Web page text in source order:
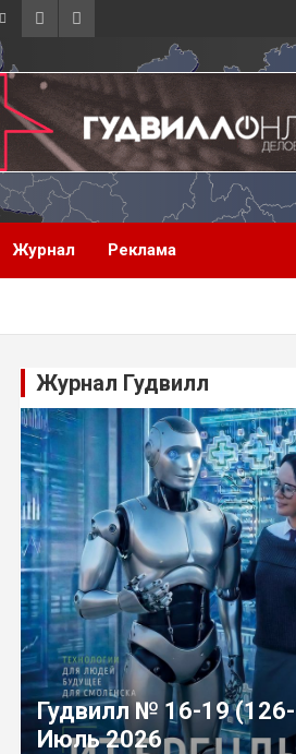
Журнал Реклама
Журнал Гудвилл
Гудвилл № 16-19
Июль 2026